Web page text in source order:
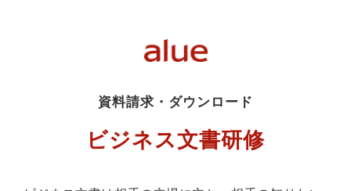
資料請求・ダウンロード
ビジネス文書研修